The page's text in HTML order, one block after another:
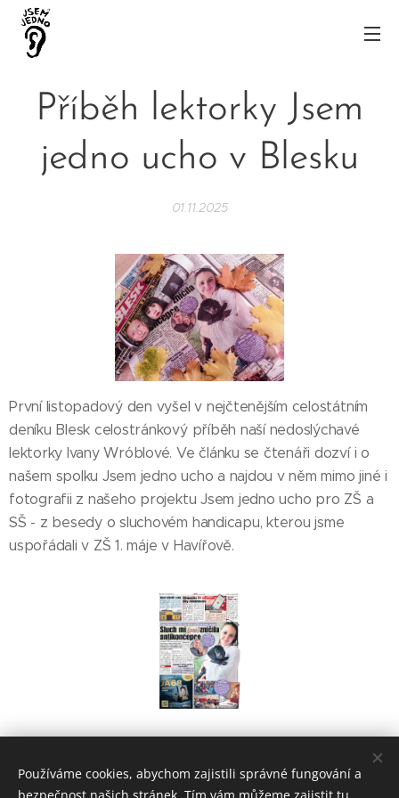
Příběh lektorky Jsem
jedno ucho v Blesku
01.11.2025
První listopadový den vyšel v nejčtenějším celostátním
deníku Blesk celostránkový příběh naší nedoslýchavé
lektorky Ivany Wróblové. Ve článku se čtenáři dozví i o
našem spolku Jsem jedno ucho a najdou v něm mimo jiné i
fotografii z našeho projektu Jsem jedno ucho pro ZŠ a
SŠ - z besedy o sluchovém handicapu, kterou jsme
uspořádali v ZŠ 1. máje v Havířově.
Používáme cookies, abychom zajistili správné fungování a